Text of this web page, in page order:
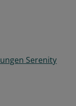
Serenity